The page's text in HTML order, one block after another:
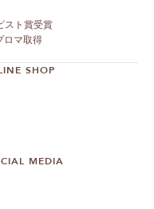
スト賞受賞
ロマ取得
SHOP
MEDIA